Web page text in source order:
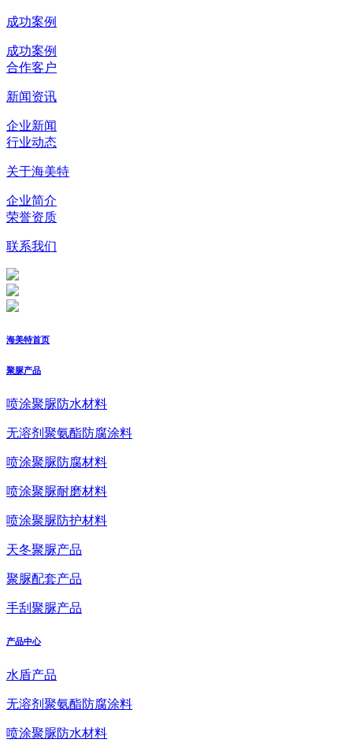
成功案例
成功案例
合作客户
新闻资讯
企业新闻
行业动态
关于海美特
企业简介
荣誉资质
联系我们
海美特首页
聚脲产品
喷涂聚脲防水材料
无溶剂聚氨酯防腐涂料
喷涂聚脲防腐材料
喷涂聚脲耐磨材料
喷涂聚脲防护材料
天冬聚脲产品
聚脲配套产品
手刮聚脲产品
产品中心
水盾产品
无溶剂聚氨酯防腐涂料
喷涂聚脲防水材料